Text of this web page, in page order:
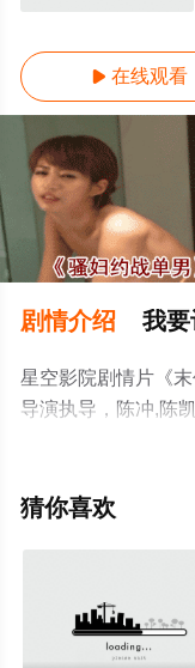
 在线观看
剧情介绍 我
星空影院剧情片《
导演执导，陈冲,陈
子,卢燕,田川洋行,张
英若诚,王彪,马吉·汉
信息可移步至豆瓣
猜你喜欢